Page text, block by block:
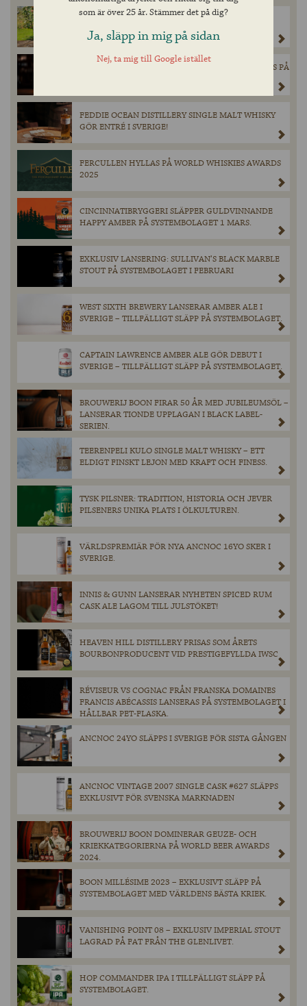
MAGNERS ORIGINAL IRISH CIDER GÖR ETT
TILLFÄLLIGT BESÖK PÅ BURK I SYSTEMBOLAGETS
SORTIMENT DEN 28 MARS.
EXKLUSIV ÖL FRÅN SCHNEIDER WEISSE LANSERAS PÅ
FEDDIE OCEAN DISTILLERY SINGLE MALT WHISKY
GÖR ENTRÉ I SVERIGE!
FERCULLEN HYLLAS PÅ WORLD WHISKIES AWARDS
2025
CINCINNATIBRYGGERI SLÄPPER GULDVINNANDE
HAPPY AMBER PÅ SYSTEMBOLAGET 1 MARS.
EXKLUSIV LANSERING: SULLIVAN’S BLACK MARBLE
STOUT PÅ SYSTEMBOLAGET I FEBRUARI
WEST SIXTH BREWERY LANSERAR AMBER ALE I
SVERIGE – TILLFÄLLIGT SLÄPP PÅ SYSTEMBOLAGET.
CAPTAIN LAWRENCE AMBER ALE GÖR DEBUT I
SVERIGE – TILLFÄLLIGT SLÄPP PÅ SYSTEMBOLAGET.
BROUWERIJ BOON FIRAR 50 ÅR MED JUBILEUMSÖL –
LANSERAR TIONDE UPPLAGAN I BLACK LABEL-
SERIEN.
TEERENPELI KULO SINGLE MALT WHISKY – ETT
ELDIGT FINSKT LEJON MED KRAFT OCH FINESS.
TYSK PILSNER: TRADITION, HISTORIA OCH JEVER
PILSENERS UNIKA PLATS I ÖLKULTUREN.
VÄRLDSPREMIÄR FÖR NYA ANCNOC 16YO SKER I
SVERIGE.
INNIS & GUNN LANSERAR NYHETEN SPICED RUM
CASK ALE LAGOM TILL JULSTÖKET!
HEAVEN HILL DISTILLERY PRISAS SOM ÅRETS
BOURBONPRODUCENT VID PRESTIGEFYLLDA IWSC
RÉVISEUR VS COGNAC FRÅN FRANSKA DOMAINES
FRANCIS ABÉCASSIS LANSERAS PÅ SYSTEMBOLAGET I
HÅLLBAR PET-FLASKA.
ANCNOC 24YO SLÄPPS I SVERIGE FÖR SISTA GÅNGEN
ANCNOC VINTAGE 2007 SINGLE CASK #627 SLÄPPS
EXKLUSIVT FÖR SVENSKA MARKNADEN
BROUWERIJ BOON DOMINERAR GEUZE- OCH
KRIEKKATEGORIERNA PÅ WORLD BEER AWARDS
2024.
BOON MILLÉSIME 2023 – EXKLUSIVT SLÄPP PÅ
SYSTEMBOLAGET MED VÄRLDENS BÄSTA KRIEK.
VANISHING POINT 08 – EXKLUSIV IMPERIAL STOUT
LAGRAD PÅ FAT FRÅN THE GLENLIVET.
HOP COMMANDER IPA I TILLFÄLLIGT SLÄPP PÅ
SYSTEMBOLAGET.
som är över 25 år. Stämmer det på dig?
Ja, släpp in mig på sidan
Nej, ta mig till Google istället